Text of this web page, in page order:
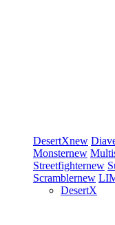
DesertXnew
Monsternew
Streetfighternew
Scramblernew
DesertX